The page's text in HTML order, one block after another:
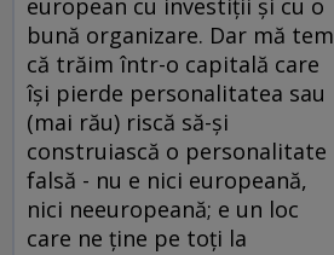
european cu investiţii şi cu o
bună organizare. Dar mă tem
că trăim într-o capitală care
îşi pierde personalitatea sau
(mai rău) riscă să-şi
construiască o personalitate
falsă - nu e nici europeană,
nici neeuropeană; e un loc
care ne ţine pe toţi la